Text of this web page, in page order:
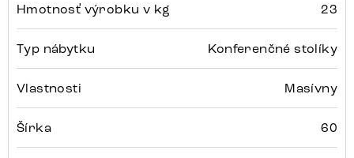
Hmotnosť výrobku v kg 23
Typ nábytku Konferenčné stolíky
Vlastnosti Masívny
Šírka 60